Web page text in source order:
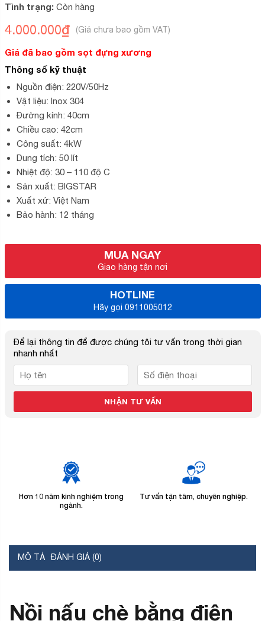
dựa
đánh
giá
Tình trạng: Còn hàng
4.000.000₫
Giá đã bao gồm sọt đựng xương
Thông số kỹ thuật
Nguồn điện: 220V/50Hz
Vật liệu: Inox 304
Đường kính: 40cm
Chiều cao: 42cm
Công suất: 4kW
Dung tích: 50 lít
Nhiệt độ: 30 – 110 độ C
Sản xuất: BIGSTAR
Xuất xứ: Việt Nam
Bảo hành: 12 tháng
MUA NGAY
Giao hàng tận nơi
HOTLINE
Hãy gọi 0911005012
Để lại thông tin để được chúng tôi tư vấn trong thời gian
nhanh nhất
Hơn 10 năm kinh nghiệm trong
ngành.
Tư vấn tận tâm, chuyên nghiệp.
MÔ TẢ ĐÁNH GIÁ (0)
Nồi nấu chè bằng điện